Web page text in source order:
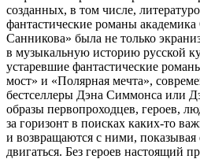
созданных, в том числе,
фантастические романы
Санникова» была не только
в музыкальную историю русской
устаревшие фантастические
мост» и «Полярная мечта»,
бестселлеры Дэна Симмонса или
образы первопроходцев, героев,
за горизонт в поисках каких-то
и возвращаются с ними,
двигаться. Без героев настоящий